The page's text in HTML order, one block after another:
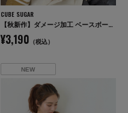
CUBE SUGAR
【秋新作】ダメージ加工 ベースボール キャップ
¥3,190 （税込）
NEW